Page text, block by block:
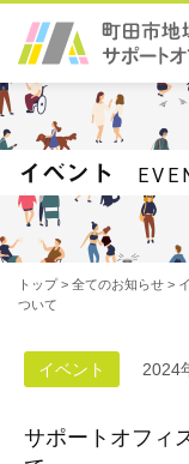
イベント
トップ> 全てのお知らせ >
ついて
イベント 2024
サポートオフィ